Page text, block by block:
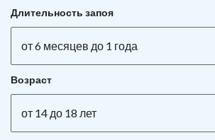
Длительность запоя
от 6 месяцев до 1 года
Возраст
от 14 до 18 лет